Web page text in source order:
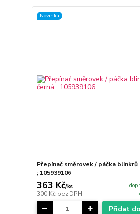
Novinka
Přepínač směrovek / páčka blinkrů
; 105939106
363 Kč/ks
300 Kč bez DPH
Přidat